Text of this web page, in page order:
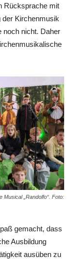
Rücksprache mit
der Kirchenmusik
noch nicht. Daher
Musical „Randolfo“. Foto:
gemacht, dass
Ausbildung
ausüben zu